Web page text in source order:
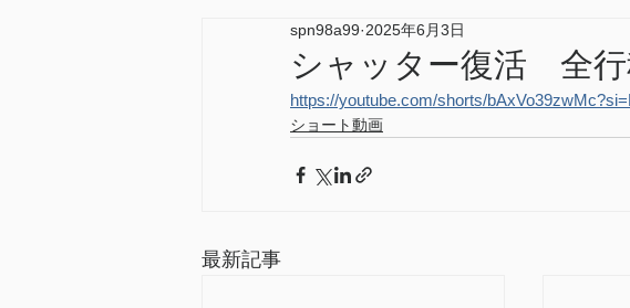
ショート動画
シャッター復活 全行
spn98a99 2025年6月3日
https://youtube.com/shorts/
ショート動画
最新記事